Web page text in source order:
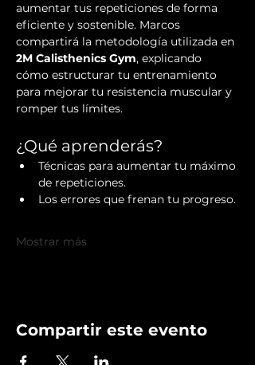
aumentar tus repeticiones de forma
eficiente y sostenible. Marcos
compartirá la metodología utilizada en
2M Calisthenics Gym, explicando
cómo estructurar tu entrenamiento
para mejorar tu resistencia muscular y
romper tus límites.
¿Qué aprenderás?
Técnicas para aumentar tu máximo
de repeticiones.
Los errores que frenan tu progreso.
Mostrar más
Compartir este evento